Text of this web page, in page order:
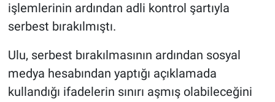
işlemlerinin ardından adli kontrol şartıyla
serbest bırakılmıştı.
Ulu, serbest bırakılmasının ardından sosyal
medya hesabından yaptığı açıklamada
kullandığı ifadelerin sınırı aşmış olabileceğini